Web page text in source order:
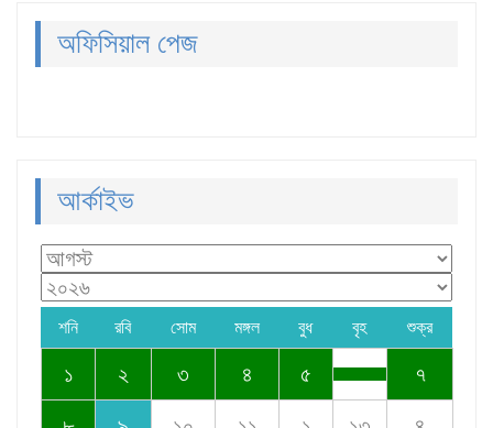
অফিসিয়াল পেজ
আর্কাইভ
শনি রবি সোম মঙ্গল বুধ বৃহ শুক্র
১ ২ ৩ ৪ ৫ ৭